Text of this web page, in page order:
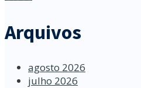
Arquivos
agosto 2026
julho 2026